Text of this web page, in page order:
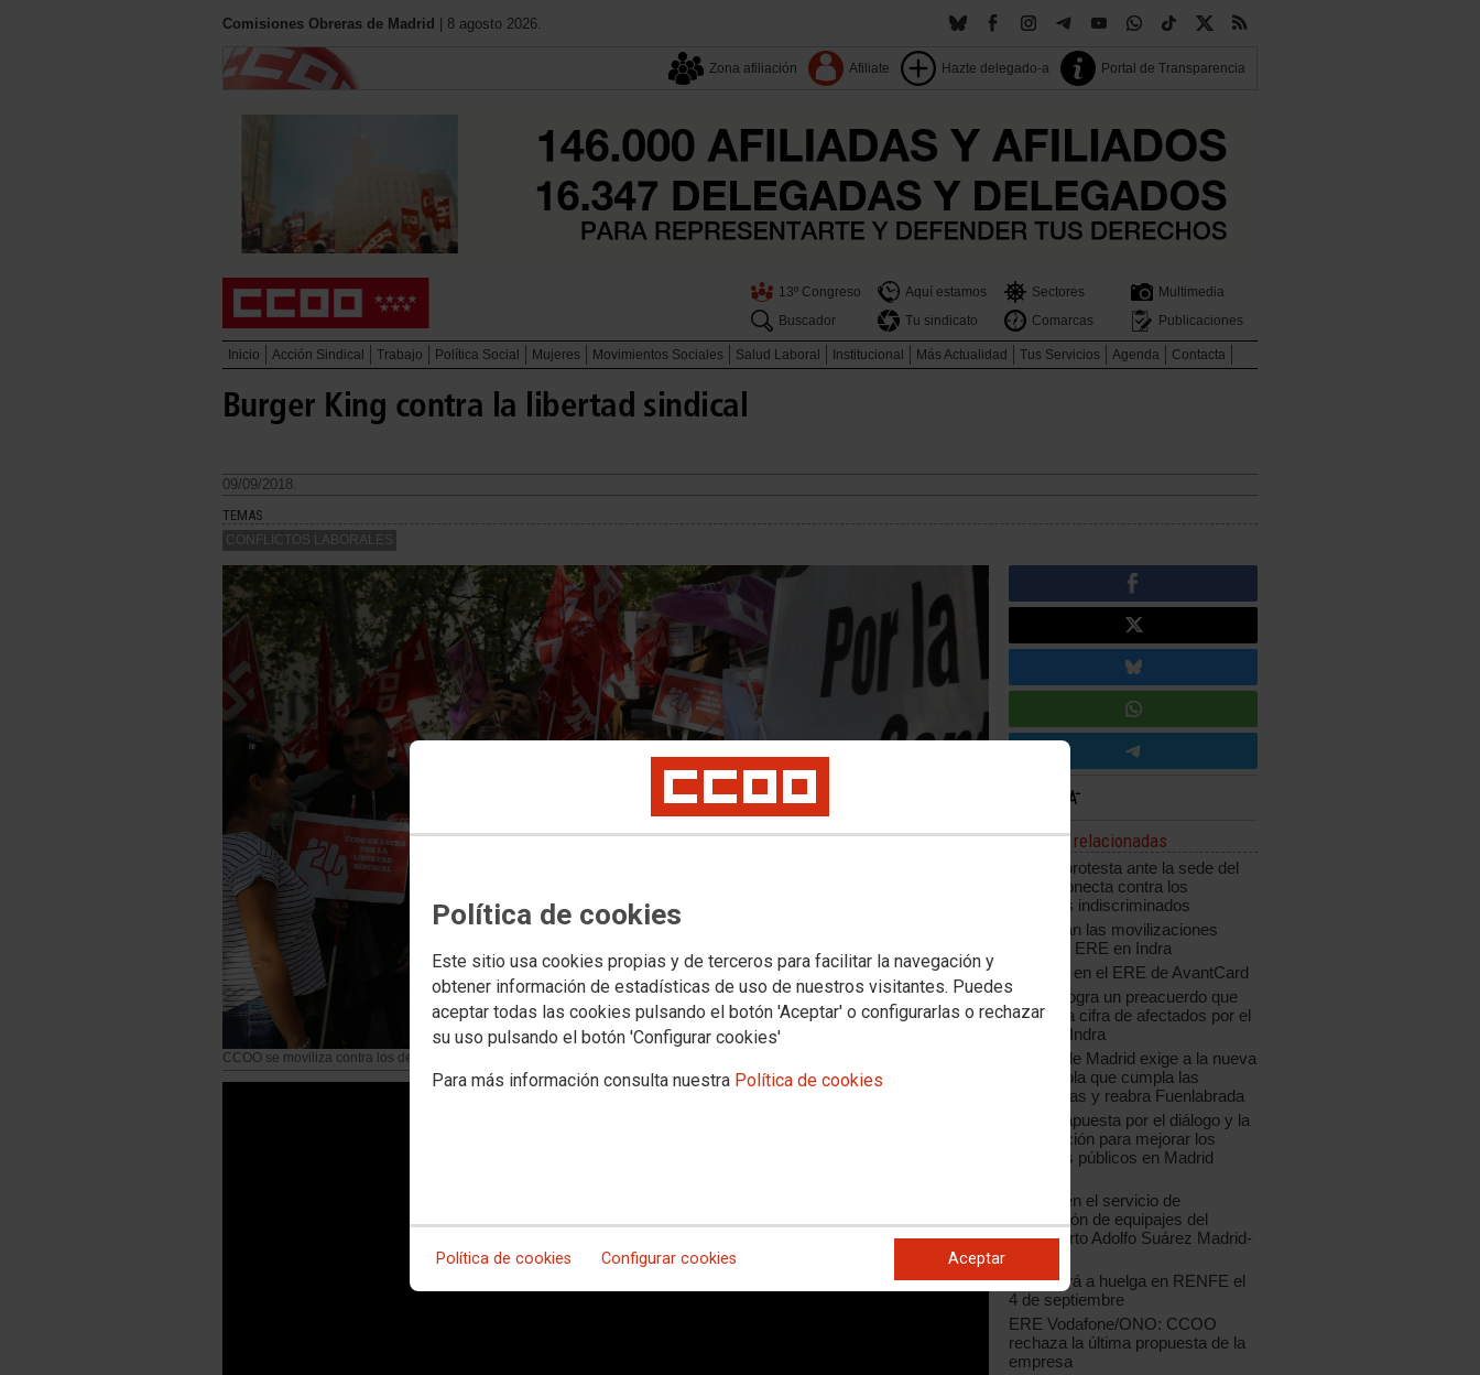
Política de cookies
Este sitio usa cookies propias y de terceros para facilitar la navegación y
obtener información de estadísticas de uso de nuestros visitantes. Puedes
aceptar todas las cookies pulsando el botón 'Aceptar' o configurarlas o rechazar
su uso pulsando el botón 'Configurar cookies'
Para más información consulta nuestra Política de cookies
Política de cookies Configurar cookies Aceptar
Comisiones Obreras de Madrid | 8 agosto 2026.
Zona afiliación Afiliate Hazte delegado-a Portal de Transparencia
13º Congreso Aquí estamos Sectores
Multimedia
Buscador
Tu sindicato Comarcas Publicaciones
Inicio Acción Sindical Trabajo Política Social Mujeres Movimientos Sociales Salud Laboral Institucional Más Actualidad Tus Servicios Agenda Contacta
Burger King contra la libertad sindical
09/09/2018.
TEMAS
CONFLICTOS LABORALES
CCOO se moviliza contra los despidos en Burger King
Noticias relacionadas
CCOO protesta ante la sede del
grupo Konecta contra los
despidos indiscriminados
Continúan las movilizaciones
contra el ERE en Indra
Acuerdo en el ERE de AvantCard
CCOO logra un preacuerdo que
reduce la cifra de afectados por el
ERE de Indra
CCOO de Madrid exige a la nueva
Coca-Cola que cumpla las
sentencias y reabra Fuenlabrada
CCOO apuesta por el diálogo y la
negociación para mejorar los
servicios públicos en Madrid
Huelga en el servicio de
facturación de equipajes del
Aeropuerto Adolfo Suárez Madrid-
CCOO irá a huelga en RENFE el
4 de septiembre
ERE Vodafone/ONO: CCOO
rechaza la última propuesta de la
empresa